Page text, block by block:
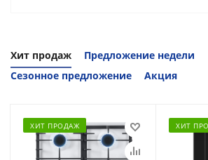
Хит продаж
Предложение недели
Сезонное предложение
Акция
ХИТ ПРОДАЖ ХИТ